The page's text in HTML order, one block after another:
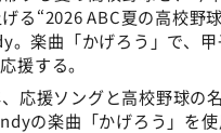
る“2026 ABC夏の高校野
。楽曲「かげろう」で、
援する。
応援ソングと高校野球の
の楽曲「かげろう」を